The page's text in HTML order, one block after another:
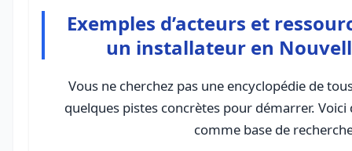
Exemples d’acteurs et
un installateur en
Vous ne cherchez pas une encyclopédie de
quelques pistes concrètes pour démarrer.
comme base de